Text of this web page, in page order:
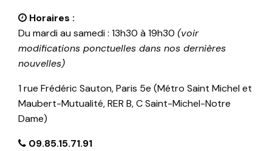
Horaires :
Du mardi au samedi : 13h30 à 19h30 (voir
modifications ponctuelles dans nos dernières
nouvelles)
1 rue Frédéric Sauton, Paris 5e (Métro Saint Michel et
Maubert-Mutualité, RER B, C Saint-Michel-Notre
Dame)
09.85.15.71.91